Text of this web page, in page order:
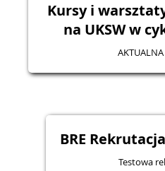
Kursy i
na UKSW w
AKTUALNA
BRE
Testowa